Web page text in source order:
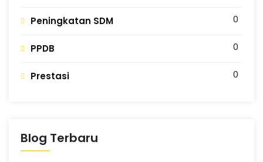
Peningkatan SDM 0
PPDB 0
Prestasi 0
Blog Terbaru